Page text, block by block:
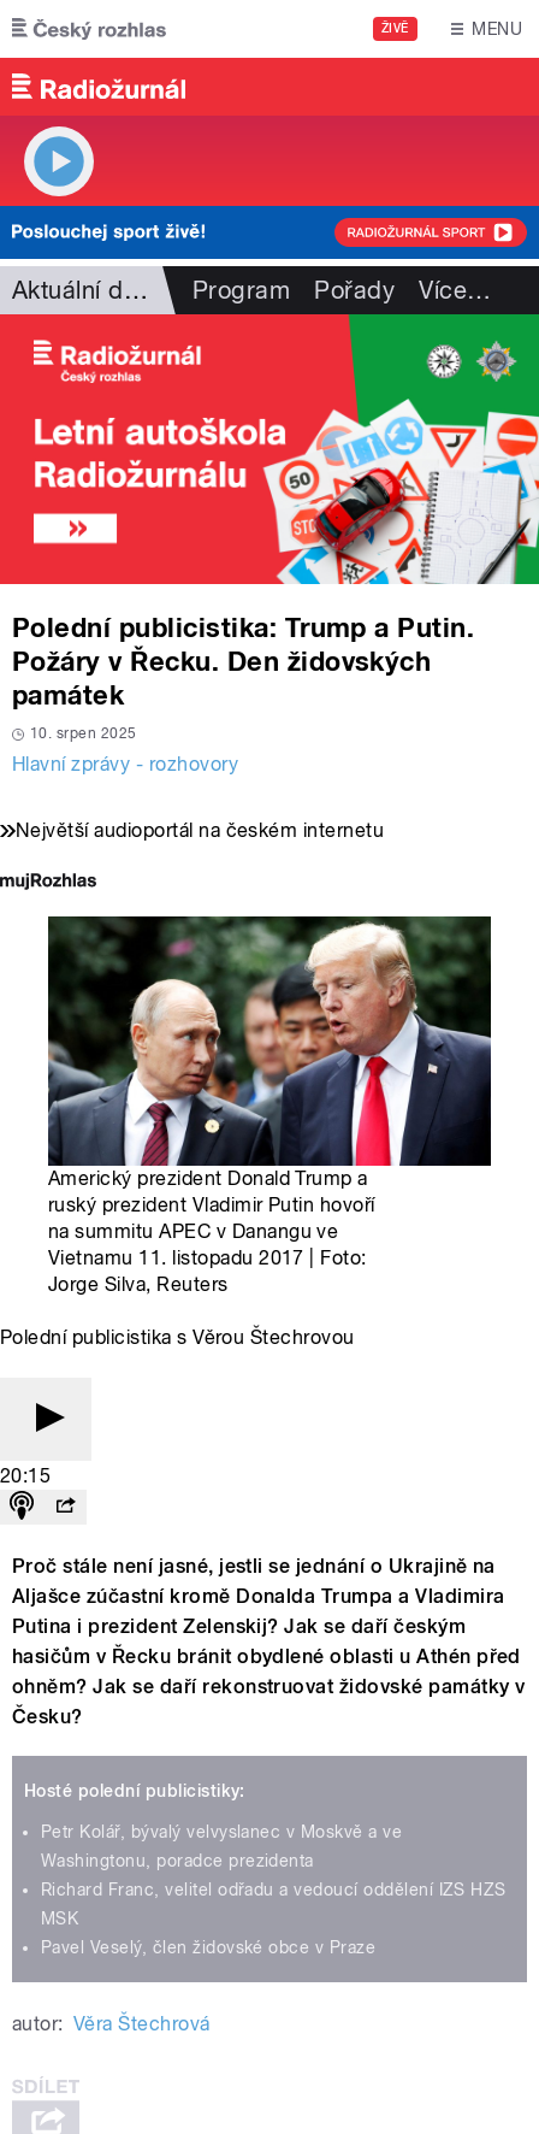
Přejít k hlavnímu obsahu
ŽIVĚ MENU
Aktuální dění Program Pořady Více…
Polední publicistika: Trump a Putin.
Požáry v Řecku. Den židovských
památek
10. srpen 2025
Hlavní zprávy - rozhovory
Největší audioportál na českém internetu
Americký prezident Donald Trump a
ruský prezident Vladimir Putin hovoří
na summitu APEC v Danangu ve
Vietnamu 11. listopadu 2017 | Foto:
Jorge Silva, Reuters
Polední publicistika s Věrou Štechrovou
20:15
Proč stále není jasné, jestli se jednání o Ukrajině na
Aljašce zúčastní kromě Donalda Trumpa a Vladimira
Putina i prezident Zelenskij? Jak se daří českým
hasičům v Řecku bránit obydlené oblasti u Athén před
ohněm? Jak se daří rekonstruovat židovské památky v
Česku?
Hosté polední publicistiky:
Petr Kolář, bývalý velvyslanec v Moskvě a ve
Washingtonu, poradce prezidenta
Richard Franc, velitel odřadu a vedoucí oddělení IZS HZS
MSK
Pavel Veselý, člen židovské obce v Praze
autor: Věra Štechrová